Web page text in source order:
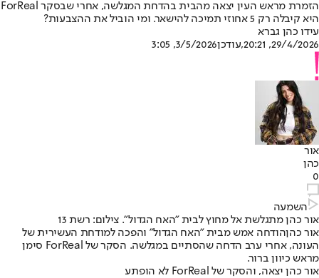
הזמרת מראש העין יצאה מהבית בהדחת המגלשה, אחרי שבסקר ForReal
היא קיבלה רק 5 אחוזי תמיכה להישאר. ומי הוביל את ההצבעות?
עידו כהן גברא
29/4/2026, 20:21
,עודכן3/5/2026, 3:05
אור
כהן
0
השמעה
אור כהן מתגלשת אל מחוץ לבית "האח הגדול". צילום: רשת 13
אור כהןהודחה אמש מבית "האח הגדול" והפכה למודחת העשירית של
העונה, אחרי ערב הדחה שהסתיים במגלשה. הסקר של ForReal סימן
מראש כיוון ברור.
אור כהן יצאה, והסקר של ForReal לא הופתע